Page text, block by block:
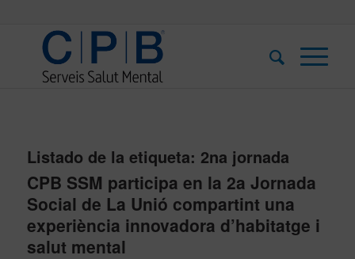
Listado de la etiqueta: 2na jornada
CPB SSM participa en la 2a Jornada
Social de La Unió compartint una
experiència innovadora d’habitatge i
salut mental